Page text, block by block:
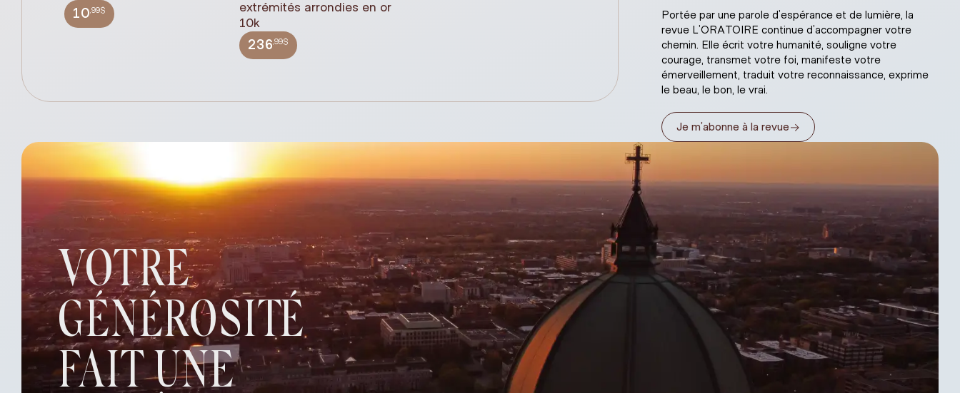
10,99$
extrémités arrondies en or
10k
236,99$
Portée par une parole d’espérance et de lumière, la
revue L’ORATOIRE continue d’accompagner votre
chemin. Elle écrit votre humanité, souligne votre
courage, transmet votre foi, manifeste votre
émerveillement, traduit votre reconnaissance, exprime
le beau, le bon, le vrai.
Je m’abonne à la revue→
VOTRE
GÉNÉROSITÉ
FAIT UNE